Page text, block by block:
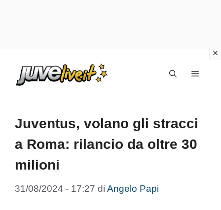
Menu
Juventus, volano gli stracci
a Roma: rilancio da oltre 30
milioni
31/08/2024 - 17:27 di Angelo Papi